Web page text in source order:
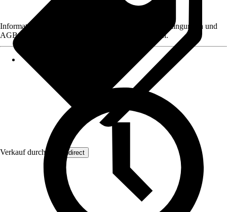
Verkauf durch: Wohndirect
Informationen des Verkäufers, wie z. B. Rückgabebedingungen und
AGB, finden Sie bei Klick auf den Verkäufernamen.